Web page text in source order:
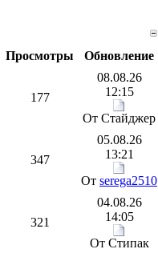
Просмотры Обновление
177
08.08.26
12:15
От Стайджер
347
05.08.26
13:21
От serega2510
321
04.08.26
14:05
От Стипак